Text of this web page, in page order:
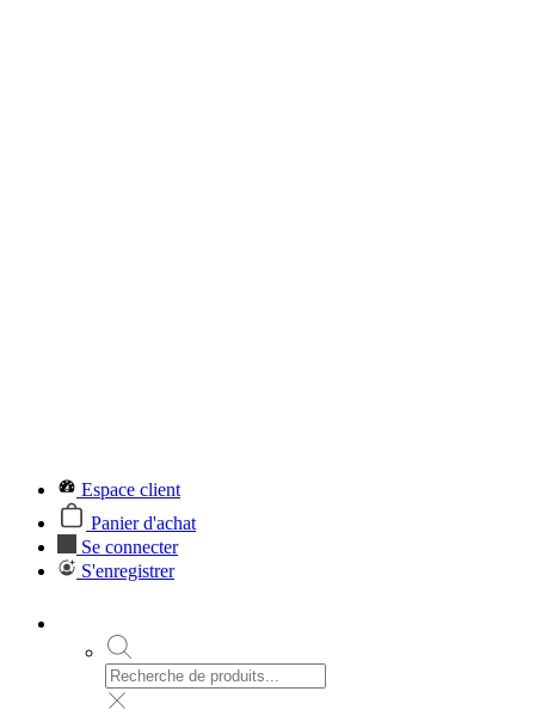
Espace client
Panier d'achat
Se connecter
S'enregistrer